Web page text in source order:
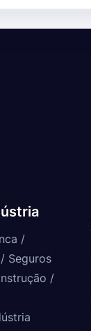
/
Seguros
/